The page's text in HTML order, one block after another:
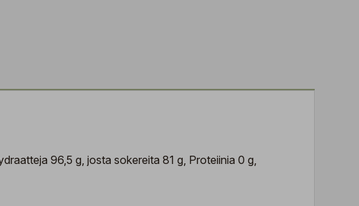
96,5 g, josta sokereita 81 g, Proteiinia 0 g,